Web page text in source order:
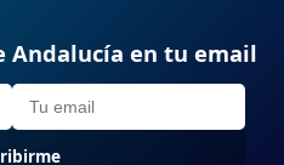
Andalucía en tu email